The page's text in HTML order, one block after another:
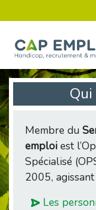
Membre du
emploi est
Spécialisé
2005,
Les